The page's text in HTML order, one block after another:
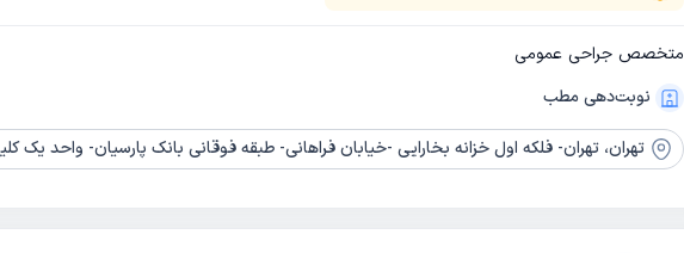
متخصص جراحی عمومی
نوبت‌دهی مطب
تهران، تهران- فلکه اول خزانه بخارایی -خیابان فراهانی- طبقه فوقانی بانک پارسیان- واحد یک کلینیک پزشکی نیکان